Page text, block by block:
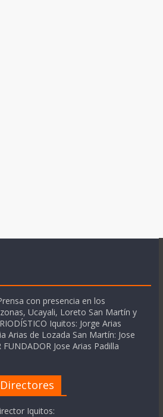
con presencia en los
Ucayali, Loreto San Martín y
Iquitos: Jorge Arias
Arias de Lozada San Martín: Jose
Jose Arias Padilla
Directores
Iquitos: